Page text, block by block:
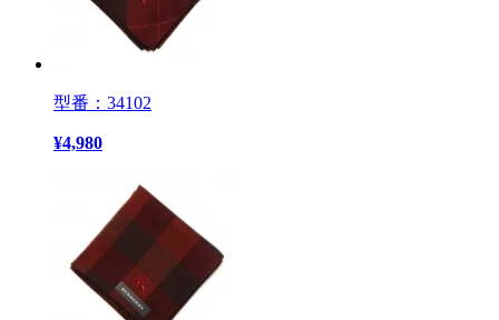
型番：34102
¥4,980